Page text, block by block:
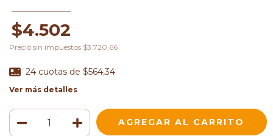
$4.502
Precio sin impuestos $3.720,66
24 cuotas de $564,34
Ver más detalles